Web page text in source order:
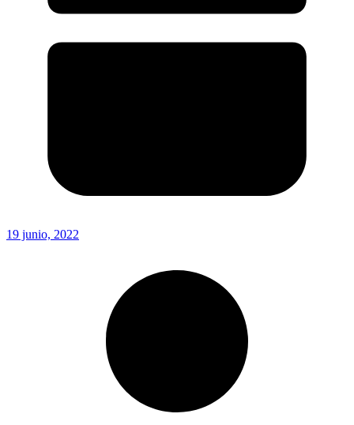
19 junio, 2022